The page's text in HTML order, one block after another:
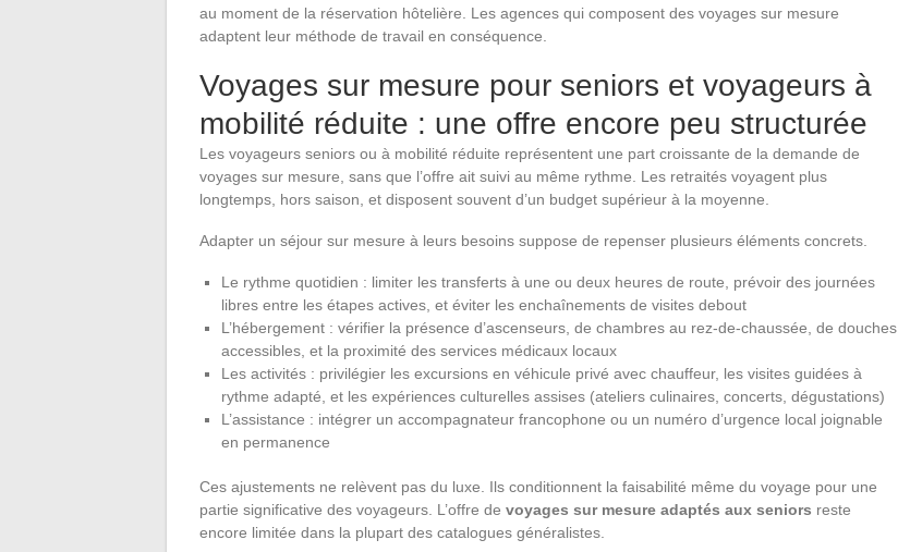
au moment de la réservation hôtelière. Les agences qui composent des voyages sur mesure
adaptent leur méthode de travail en conséquence.
Voyages sur mesure pour seniors et voyageurs à
mobilité réduite : une offre encore peu structurée
Les voyageurs seniors ou à mobilité réduite représentent une part croissante de la demande de
voyages sur mesure, sans que l’offre ait suivi au même rythme. Les retraités voyagent plus
longtemps, hors saison, et disposent souvent d’un budget supérieur à la moyenne.
Adapter un séjour sur mesure à leurs besoins suppose de repenser plusieurs éléments concrets.
Le rythme quotidien : limiter les transferts à une ou deux heures de route, prévoir des journées
libres entre les étapes actives, et éviter les enchaînements de visites debout
L’hébergement : vérifier la présence d’ascenseurs, de chambres au rez-de-chaussée, de douches
accessibles, et la proximité des services médicaux locaux
Les activités : privilégier les excursions en véhicule privé avec chauffeur, les visites guidées à
rythme adapté, et les expériences culturelles assises (ateliers culinaires, concerts, dégustations)
L’assistance : intégrer un accompagnateur francophone ou un numéro d’urgence local joignable
en permanence
Ces ajustements ne relèvent pas du luxe. Ils conditionnent la faisabilité même du voyage pour une
partie significative des voyageurs. L’offre de voyages sur mesure adaptés aux seniors reste
encore limitée dans la plupart des catalogues généralistes.